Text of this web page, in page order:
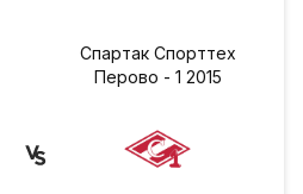
Спартак Спорттех
Перово - 1 2015